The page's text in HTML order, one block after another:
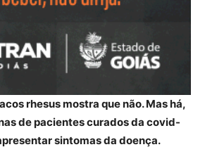
rhesus mostra que não. Mas há,
de pacientes curados da covid-
sintomas da doença.